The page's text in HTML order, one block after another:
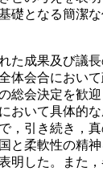
礎となる簡潔
た成果及び議
体会合におい
総会決定を歓
おいて具体的
，引き続き，
と柔軟性の精
明した。また